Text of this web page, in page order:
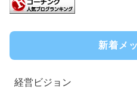
新着メ
経営ビジョン